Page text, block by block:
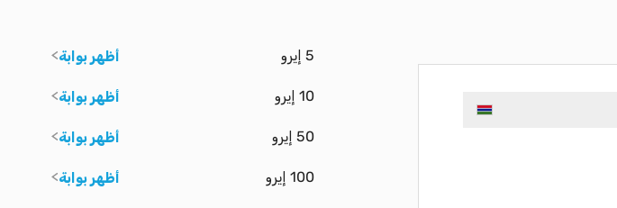
5 إيرو أظهر بوابة
10 إيرو أظهر بوابة
50 إيرو أظهر بوابة
100 إيرو أظهر بوابة